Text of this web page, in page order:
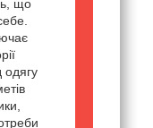
що
одягу